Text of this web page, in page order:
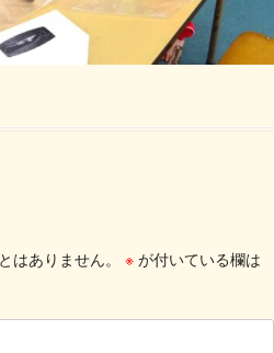
はありません。
※ が付いている欄は